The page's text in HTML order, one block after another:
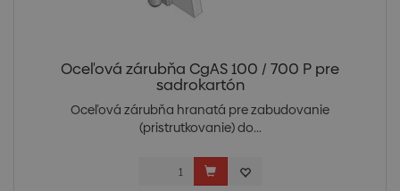
Oceľová zárubňa CgAS 100 / 700 P pre
sadrokartón
Oceľová zárubňa hranatá pre zabudovanie
(pristrutkovanie) do...